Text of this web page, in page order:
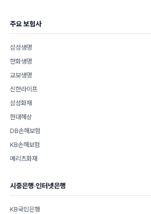
주요 보험사
삼성생명
한화생명
교보생명
신한라이프
삼성화재
현대해상
DB손해보험
KB손해보험
메리츠화재
시중은행·인터넷은행
KB국민은행